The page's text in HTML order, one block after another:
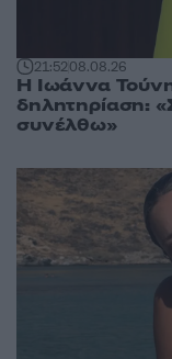
21:5208.08.26
Η Ιωάννα
δηλητηρίαση:
συνέλθω»